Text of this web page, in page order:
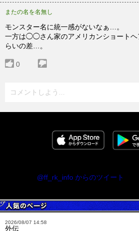
またの名を名無し
モンスター名に統一感がないなぁ…。
一方は◯◯さん家のアメリカンショートヘ
らいの差…。
0
コメントしよう...
@ff_rk_info からのツイート
2026/08/07 14:58
外伝